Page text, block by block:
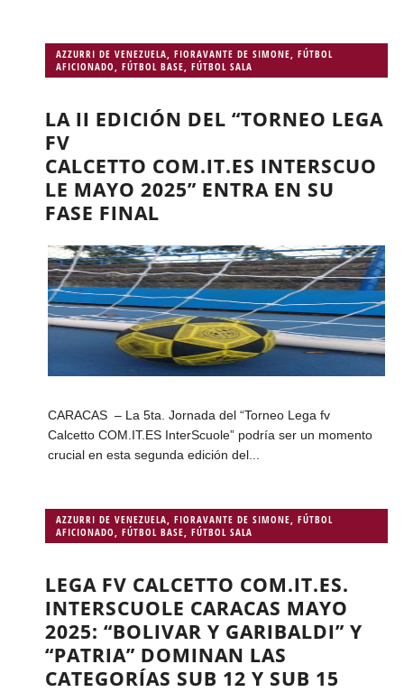
AZZURRI DE VENEZUELA FIORAVANTE DE SIMONE FÚTBOL
AFICIONADO
FÚTBOL BASE FÚTBOL SALA
LA II EDICIÓN DEL “TORNEO LEGA
FV
CALCETTO COM.IT.ES INTERSCUO
LE MAYO 2025” ENTRA EN SU
FASE FINAL
CARACAS – La 5ta. Jornada del “Torneo Lega fv
Calcetto COM.IT.ES InterScuole” podría ser un momento
crucial en esta segunda edición del...
AZZURRI DE VENEZUELA FIORAVANTE DE SIMONE FÚTBOL
AFICIONADO
FÚTBOL BASE FÚTBOL SALA
LEGA FV CALCETTO COM.IT.ES.
INTERSCUOLE CARACAS MAYO
2025: “BOLIVAR Y GARIBALDI” Y
“PATRIA” DOMINAN LAS
CATEGORÍAS SUB 12 Y SUB 15